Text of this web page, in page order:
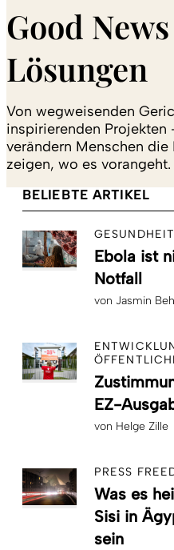
Good
Lösungen
Von wegweisenden
inspirierenden Projekten
verändern Menschen
zeigen, wo es vorangeht.
BELIEBTE ARTIKEL
GESUNDHEIT
Ebola ist
Notfall
von Jasmin
EZ-
von Helge Zille
PRESS
Was es
Sisi in
sein